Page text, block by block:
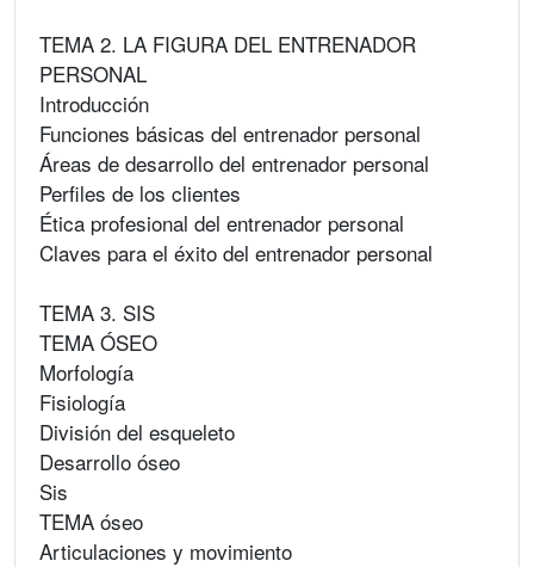
TEMA 2. LA FIGURA DEL ENTRENADOR
PERSONAL
Introducción
Funciones básicas del entrenador personal
Áreas de desarrollo del entrenador personal
Perfiles de los clientes
Ética profesional del entrenador personal
Claves para el éxito del entrenador personal
TEMA 3. SIS
TEMA ÓSEO
Morfología
Fisiología
División del esqueleto
Desarrollo óseo
Sis
TEMA óseo
Articulaciones y movimiento